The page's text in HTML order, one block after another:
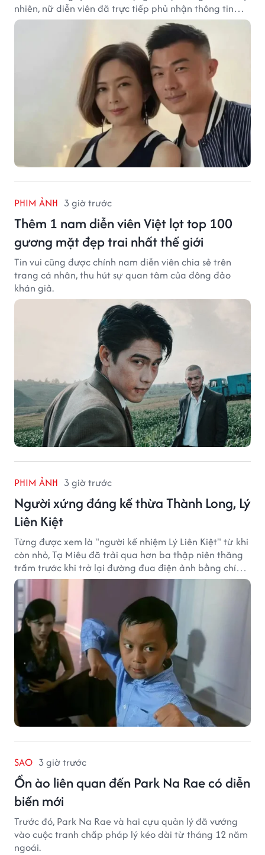
nhiên, nữ diễn viên đã trực tiếp phủ nhận thông tin
này.
PHIM ẢNH 3 giờ trước
Thêm 1 nam diễn viên Việt lọt top 100
gương mặt đẹp trai nhất thế giới
Tin vui cũng được chính nam diễn viên chia sẻ trên
trang cá nhân, thu hút sự quan tâm của đông đảo
khán giả.
PHIM ẢNH 3 giờ trước
Người xứng đáng kế thừa Thành Long, Lý
Liên Kiệt
Từng được xem là "người kế nhiệm Lý Liên Kiệt" từ khi
còn nhỏ, Tạ Miêu đã trải qua hơn ba thập niên thăng
trầm trước khi trở lại đường đua điện ảnh bằng chính
sở trường võ thuật.
SAO 3 giờ trước
Ồn ào liên quan đến Park Na Rae có diễn
biến mới
Trước đó, Park Na Rae và hai cựu quản lý đã vướng
vào cuộc tranh chấp pháp lý kéo dài từ tháng 12 năm
ngoái.